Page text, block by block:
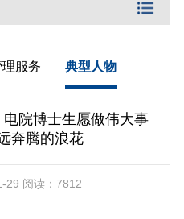
服务 典型人物
院博士生愿做伟大事
奔腾的浪花
29 阅读：7812